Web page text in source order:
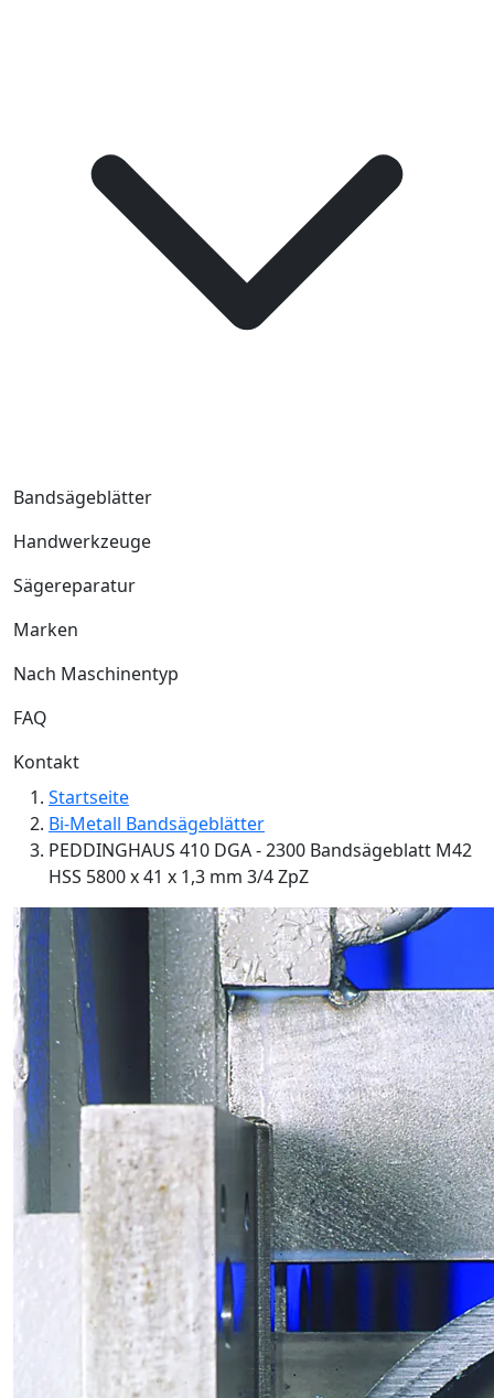
Bandsägeblätter
Handwerkzeuge
Sägereparatur
Marken
Nach Maschinentyp
FAQ
Kontakt
Startseite
Bi-Metall Bandsägeblätter
PEDDINGHAUS 410 DGA - 2300 Bandsägeblatt M42
HSS 5800 x 41 x 1,3 mm 3/4 ZpZ